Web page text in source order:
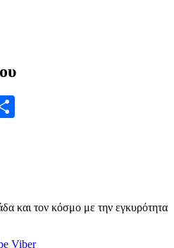
και τον κόσμο με την εγκυρότητα
Viber